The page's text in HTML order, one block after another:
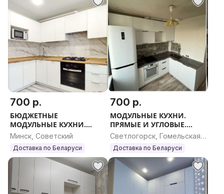
700 р.
БЮДЖЕТНЫЕ
МОДУЛЬНЫЕ КУХНИ.
ПРОЕКТ. ВЫЕЗД НА ЗАМЕР.
КУХНЯ НОВАЯ
БЮДЖЕТНАЯ. КУХОННЫЙ
ГАРНИТУР.
Минск, Советский
Доставка по Беларуси
700 р.
МОДУЛЬНЫЕ КУХНИ.
ПРЯМЫЕ И УГЛОВЫЕ.
ЛЮБОЙ РАЗМЕР.
Светлогорск, Гомельская
область
Доставка по Беларуси